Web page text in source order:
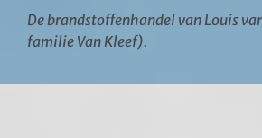
De brandstoffenhandel van Louis
familie Van Kleef).